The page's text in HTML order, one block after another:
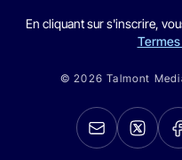
En cliquant sur s'inscrire,
© 2026 Talmont